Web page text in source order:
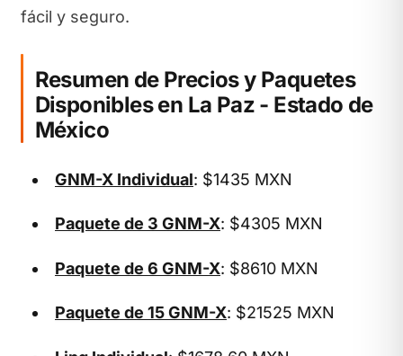
fácil y seguro.
Resumen de Precios y Paquetes
Disponibles en La Paz - Estado de
México
GNM-X Individual: $1435 MXN
Paquete de 3 GNM-X: $4305 MXN
Paquete de 6 GNM-X: $8610 MXN
Paquete de 15 GNM-X: $21525 MXN